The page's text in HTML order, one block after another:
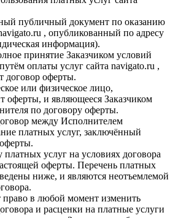
публичный документ по оказанию
, опубликованный по адресу
информация).
принятие Заказчиком условий
оплаты услуг сайта navigato.ru ,
договор оферты.
или физическое лицо,
оферты, и являющееся Заказчиком
по договору оферты.
между Исполнителем
платных услуг, заключённый
платных услуг на условиях договора
оферты. Перечень платных
ниже, и являются неотъемлемой
право в любой момент изменить
и расценки на платные услуги